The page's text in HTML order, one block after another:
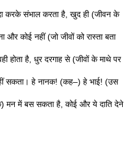
करके संभाल करता है, खुद ही (जीवन के
और कोई नहीं (जो जीवों को रास्ता बता
होता है, धुर दरगाह से (जीवों के माथे पर
सकता। हे नानक! (कह–) हे भाई! (उस
मन में बस सकता है, कोई और ये दाति देने